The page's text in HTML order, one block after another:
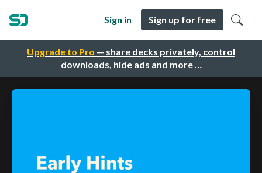
Upgrade to Pro — share decks privately, control
downloads, hide ads and more …
Sign in Sign up for free